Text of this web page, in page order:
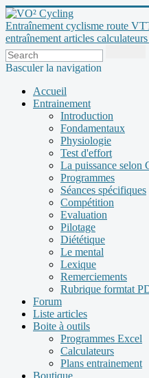
Entraînement cyclisme route
entraînement articles
Basculer la navigation
Accueil
Entrainement
Introduction
Fondamentaux
Physiologie
Test d'effort
La puissance selon
Programmes
Séances spécifiques
Compétition
Evaluation
Pilotage
Diététique
Le mental
Lexique
Remerciements
Rubrique formtat
Forum
Liste articles
Boite à outils
Programmes Excel
Calculateurs
Plans entrainement
Boutique